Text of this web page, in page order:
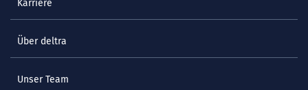
Karriere
Über deltra
Unser Team